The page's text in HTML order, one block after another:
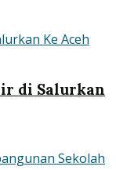
di Salurkan